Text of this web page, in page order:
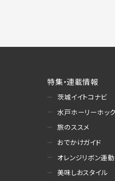
特集・連載情報
茨城イイトコナビ
水戸ホーリーホック
旅のススメ
おでかけガイド
オレンジリボン運動
美味しおスタイル